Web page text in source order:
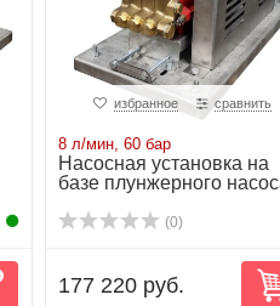
избранное сравнить
8 л/мин, 60 бар
Насосная установка на
базе плунжерного
(0)
177 220 руб.